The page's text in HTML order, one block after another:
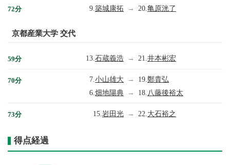
72分 9. 築城康拓 → 20. 亀原洸了
京都産業大学 交代
59分 13. 石蔵義浩 → 21. 井本彬宏
70分 7. 小山雄大 → 19. 鄭貴弘
6. 畑地陽典 → 18. 八藤後裕太
73分 15. 岩田光 → 22. 大石裕之
得点経過